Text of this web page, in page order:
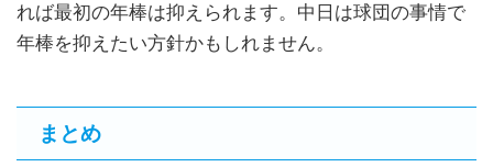
れば最初の年棒は抑えられます。中日は球団の事情で
年棒を抑えたい方針かもしれません。
まとめ